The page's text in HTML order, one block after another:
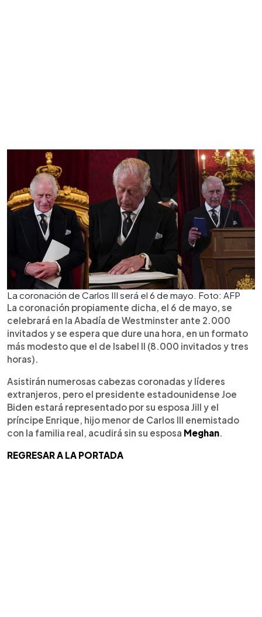
La coronación de Carlos III será el 6 de mayo. Foto: AFP
La coronación propiamente dicha, el 6 de mayo, se
celebrará en la Abadía de Westminster ante 2.000
invitados y se espera que dure una hora, en un formato
más modesto que el de Isabel II (8.000 invitados y tres
horas).
Asistirán numerosas cabezas coronadas y líderes
extranjeros, pero el presidente estadounidense Joe
Biden estará representado por su esposa Jill y el
príncipe Enrique, hijo menor de Carlos III enemistado
con la familia real, acudirá sin su esposa Meghan.
REGRESAR A LA PORTADA